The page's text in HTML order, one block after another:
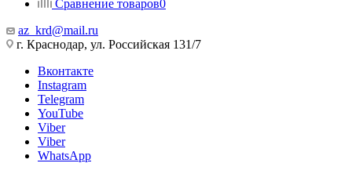
Сравнение товаров0
az_krd@mail.ru
г. Краснодар, ул. Российская 131/7
Вконтакте
Instagram
Telegram
YouTube
Viber
Viber
WhatsApp